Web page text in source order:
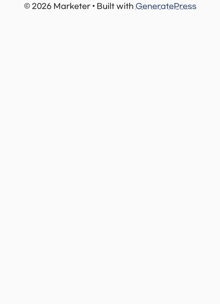
© 2026 Marketer • Built with GeneratePress